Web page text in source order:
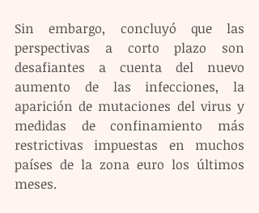
Sin embargo, concluyó que las
perspectivas a corto plazo son
desafiantes a cuenta del nuevo
aumento de las infecciones, la
aparición de mutaciones del virus y
medidas de confinamiento más
restrictivas impuestas en muchos
países de la zona euro los últimos
meses.